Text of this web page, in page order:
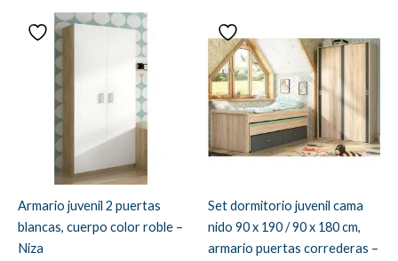
Armario juvenil 2 puertas
blancas, cuerpo color roble –
Niza
Set dormitorio juvenil cama
nido 90 x 190 / 90 x 180 cm,
armario puertas correderas –